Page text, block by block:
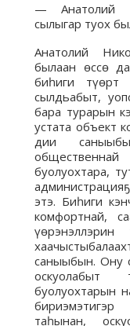
— Анатолий
сылыгар туох
Анатолий
былаан өссө
биһиги
сылдьабыт,
бара турарын
устата объект
дии
буолуохтара,
этэ. Биһиги
комфортнай,
саныыбын. Ону
оскуолабыт
буолуохтарын
таһынан,